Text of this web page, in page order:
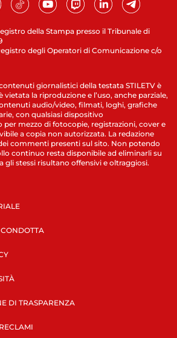
della Stampa presso il Tribunale di
degli Operatori di Comunicazione c/o
giornalistici della testata STILETV è
vietata la riproduzione e l’uso, anche parziale,
audio/video, filmati, loghi, grafiche
con qualsiasi dispositivo
mezzo di fotocopie, registrazioni, cover e
a copia non autorizzata. La redazione
commenti presenti sul sito. Non potendo
continuo resta disponibile ad eliminarli su
gli stessi risultano offensivi e oltraggiosi.
DI TRASPARENZA